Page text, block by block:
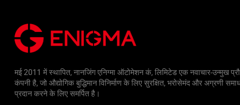
मई 2011 में स्थापित, नानजिंग एनिग्मा ऑटोमेशन कं, लिमिटेड एक नवाचार-उन्मुख
कंपनी है, जो औद्योगिक बुद्धिमान विनिर्माण के लिए सुरक्षित, भरोसेमंद और अग्रणी
प्रदान करने के लिए समर्पित है।